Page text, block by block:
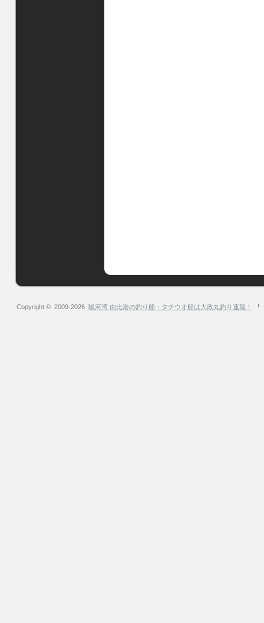
Copyright © 2009-2026 駿河湾 由比港の釣り船・タチウオ船は大政丸釣り速報！